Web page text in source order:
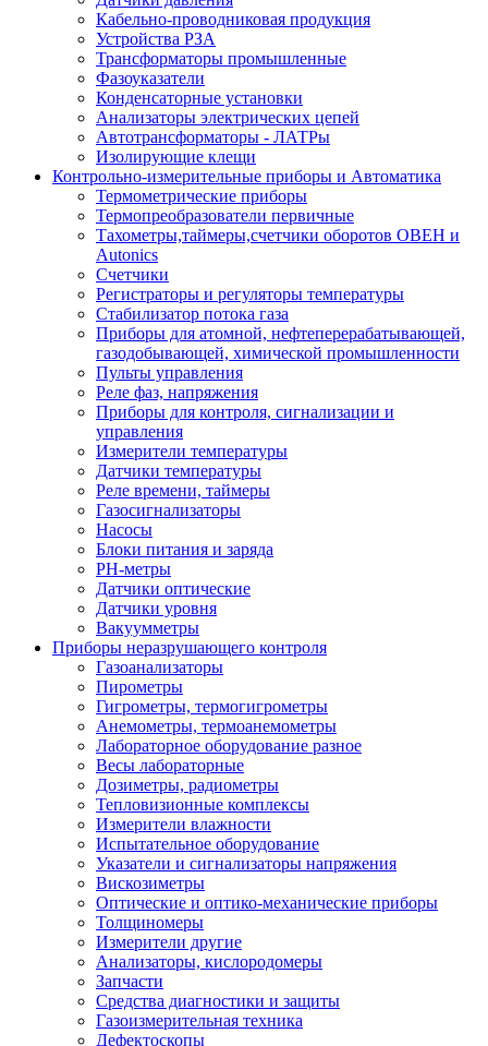
Кабельно-проводниковая продукция
Устройства РЗА
Трансформаторы промышленные
Фазоуказатели
Конденсаторные установки
Анализаторы электрических цепей
Автотрансформаторы - ЛАТРы
Изолирующие клещи
Контрольно-измерительные приборы и Автоматика
Термометрические приборы
Термопреобразователи первичные
Тахометры,таймеры,счетчики оборотов ОВЕН и
Autonics
Счетчики
Регистраторы и регуляторы температуры
Стабилизатор потока газа
Приборы для атомной, нефтеперерабатывающей,
газодобывающей, химической промышленности
Пульты управления
Реле фаз, напряжения
Приборы для контроля, сигнализации и
управления
Измерители температуры
Датчики температуры
Реле времени, таймеры
Газосигнализаторы
Насосы
Блоки питания и заряда
PH-метры
Датчики оптические
Датчики уровня
Вакуумметры
Приборы неразрушающего контроля
Газоанализаторы
Пирометры
Гигрометры, термогигрометры
Анемометры, термоанемометры
Лабораторное оборудование разное
Весы лабораторные
Дозиметры, радиометры
Тепловизионные комплексы
Измерители влажности
Испытательное оборудование
Указатели и сигнализаторы напряжения
Вискозиметры
Оптические и оптико-механические приборы
Толщиномеры
Измерители другие
Анализаторы, кислородомеры
Запчасти
Средства диагностики и защиты
Газоизмерительная техника
Дефектоскопы